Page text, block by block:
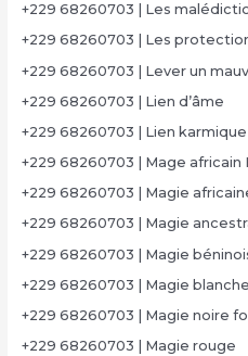
+229 68260703 | Les
+229 68260703 | Les
+229 68260703 | Lever un
+229 68260703 | Lien d’âme
+229 68260703 | Lien
+229 68260703 | Mage africain
+229 68260703 | Magie
+229 68260703 | Magie
+229 68260703 | Magie
+229 68260703 | Magie
+229 68260703 | Magie noire
+229 68260703 | Magie rouge